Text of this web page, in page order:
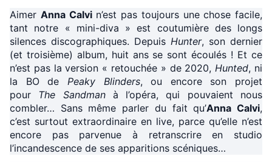
Aimer Anna Calvi n’est pas toujours une chose facile,
tant notre « mini-diva » est coutumière des longs
silences discographiques. Depuis Hunter, son dernier
(et troisième) album, huit ans se sont écoulés ! Et ce
n’est pas la version « retouchée » de 2020, Hunted, ni
la BO de
Peaky Blinders, ou encore son projet
pour
The Sandman
à l’opéra, qui pouvaient nous
combler… Sans même parler du fait qu’Anna Calvi,
c’est surtout extraordinaire en live, parce qu’elle n’est
encore pas parvenue à retranscrire en studio
l’incandescence de ses apparitions scéniques…